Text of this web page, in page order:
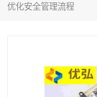
优化安全管理流程